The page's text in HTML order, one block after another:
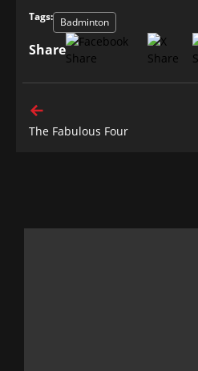
Tags: Badminton
Share
The Fabulous Four